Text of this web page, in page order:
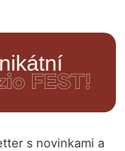
FEST!
s novinkami a